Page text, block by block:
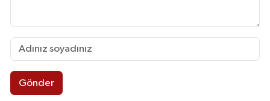
Gönder